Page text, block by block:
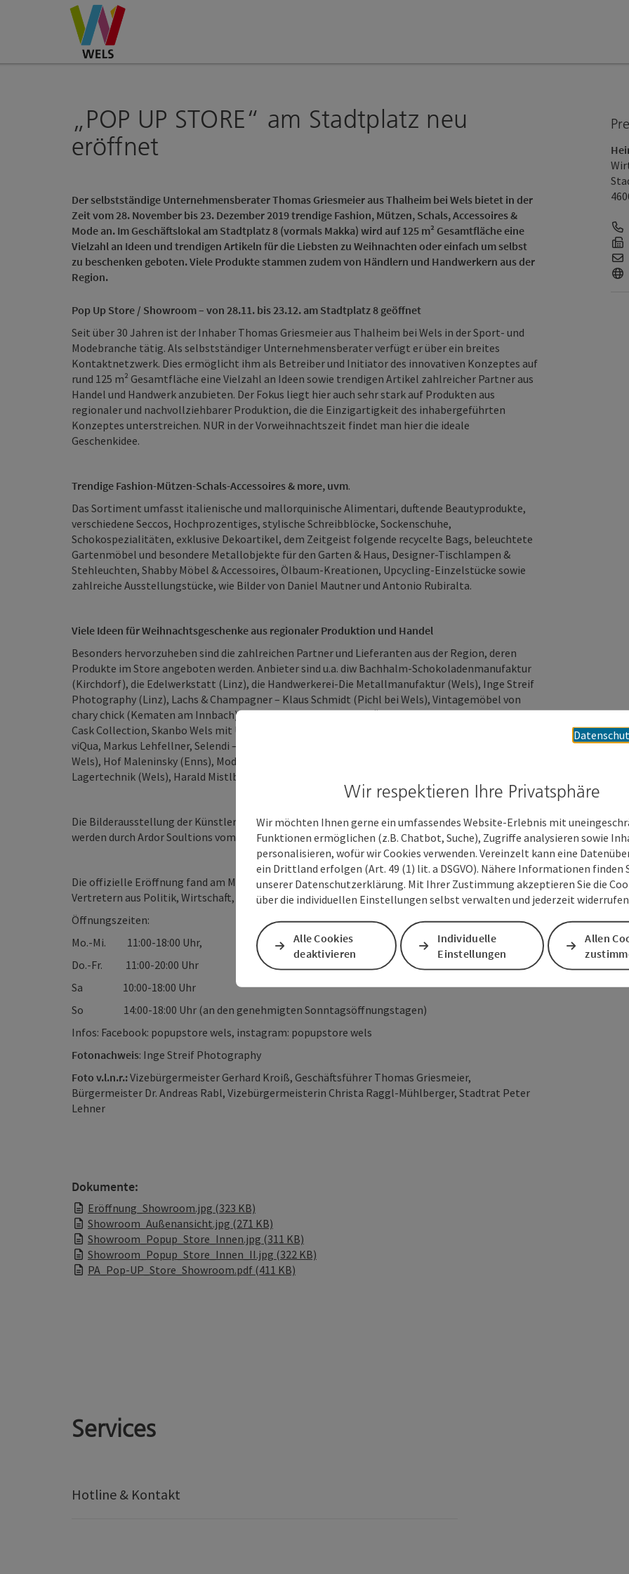
Zum Inhalt Accesskey
[0]
Zur NavigationAccesskey
[1]
Zum Seitenanfang Accesskey
[2]
„POP UP STORE“ am Stadtplatz neu
eröffnet
Der selbstständige Unternehmensberater Thomas Griesmeier aus Thalheim bei Wels bietet in der
Zeit vom 28. November bis 23. Dezember 2019 trendige Fashion, Mützen, Schals, Accessoires &
Mode an. Im Geschäftslokal am Stadtplatz 8 (vormals Makka) wird auf 125 m² Gesamtfläche eine
Vielzahl an Ideen und trendigen Artikeln für die Liebsten zu Weihnachten oder einfach um selbst
zu beschenken geboten. Viele Produkte stammen zudem von Händlern und Handwerkern aus der
Region.
Pop Up Store / Showroom – von 28.11. bis 23.12. am Stadtplatz 8 geöffnet
Seit über 30 Jahren ist der Inhaber Thomas Griesmeier aus Thalheim bei Wels in der Sport- und
Modebranche tätig. Als selbstständiger Unternehmensberater verfügt er über ein breites
Kontaktnetzwerk. Dies ermöglicht ihm als Betreiber und Initiator des innovativen Konzeptes auf
rund 125 m² Gesamtfläche eine Vielzahl an Ideen sowie trendigen Artikel zahlreicher Partner aus
Handel und Handwerk anzubieten. Der Fokus liegt hier auch sehr stark auf Produkten aus
regionaler und nachvollziehbarer Produktion, die die Einzigartigkeit des inhabergeführten
Konzeptes unterstreichen. NUR in der Vorweihnachtszeit findet man hier die ideale
Geschenkidee.
Trendige Fashion-Mützen-Schals-Accessoires & more, uvm.
Das Sortiment umfasst italienische und mallorquinische Alimentari, duftende Beautyprodukte,
verschiedene Seccos, Hochprozentiges, stylische Schreibblöcke, Sockenschuhe,
Schokospezialitäten, exklusive Dekoartikel, dem Zeitgeist folgende recycelte Bags, beleuchtete
Gartenmöbel und besondere Metallobjekte für den Garten & Haus, Designer-Tischlampen &
Stehleuchten, Shabby Möbel & Accessoires, Ölbaum-Kreationen, Upcycling-Einzelstücke sowie
zahlreiche Ausstellungstücke, wie Bilder von Daniel Mautner und Antonio Rubiralta.
Viele Ideen für Weihnachtsgeschenke aus regionaler Produktion und Handel
Besonders hervorzuheben sind die zahlreichen Partner und Lieferanten aus der Region, deren
Produkte im Store angeboten werden. Anbieter sind u.a. diw Bachhalm-Schokoladenmanufaktur
(Kirchdorf), die Edelwerkstatt (Linz), die Handwerkerei-Die Metallmanufaktur (Wels), Inge Streif
Photography (Linz), Lachs & Champagner – Klaus Schmidt (Pichl bei Wels), Vintagemöbel von
chary chick (Kematen am Innbach), LaZia – DAS LEBEN IST SCHÖN (Bad Schallerbach), Single
Cask Collection, Skanbo Wels mit Upcycling-Taschen, SLT S´Light, VIVA Das Kosmetikinstitut,
viQua, Markus Lehfellner, Selendi – DIE MODE (jeweils aus Wels), sockenschuhe.at (Pichl bei
Wels), Hof Maleninsky (Enns), Modeagentur Klaus Stadlbauer (Alkoven), Octagon-Design, Peschl-
Lagertechnik (Wels), Harald Mistlberger (PROST Magazin), Juchheim Cosmetics uvm.
Die Bilderausstellung der Künstler Antonio Rubiralta aus Spanien und Daniel Mautner aus Graz
werden durch Ardor Soultions vom Künstlermanagement Graz unterstützt.
Die offizielle Eröffnung fand am Mittwoch, den 27. November mit zahlreichen Freunden und
Vertretern aus Politik, Wirtschaft, Presse und Handel statt.
Öffnungszeiten:
Mo.-Mi. 11:00-18:00 Uhr,
Do.-Fr. 11:00-20:00 Uhr
Sa 10:00-18:00 Uhr
So 14:00-18:00 Uhr (an den genehmigten Sonntagsöffnungstagen)
Infos: Facebook: popupstore wels, instagram: popupstore wels
Fotonachweis: Inge Streif Photography
Foto v.l.n.r.:Vizebürgermeister Gerhard Kroiß, Geschäftsführer Thomas Griesmeier,
Bürgermeister Dr. Andreas Rabl, Vizebürgermeisterin Christa Raggl-Mühlberger, Stadtrat Peter
Lehner
Dokumente:
Eröffnung_Showroom.jpg (323 KB)
Showroom_Außenansicht.jpg (271 KB)
Showroom_Popup_Store_Innen.jpg (311 KB)
Showroom_Popup_Store_Innen_II.jpg (322 KB)
PA_Pop-UP_Store_Showroom.pdf (411 KB)
Services
Hotline & Kontakt
Wir respektieren Ihre Privatsphäre
Wir möchten Ihnen gerne ein umfassendes Website-Erlebnis mit
Funktionen ermöglichen (z.B. Chatbot, Suche), Zugriffe analysieren sowie
personalisieren, wofür wir Cookies verwenden. Vereinzelt kann eine
ein Drittland erfolgen (Art. 49 (1) lit. a DSGVO). Nähere Informationen finden
unserer Datenschutzerklärung. Mit Ihrer Zustimmung akzeptieren Sie die
über die individuellen Einstellungen selbst verwalten und jederzeit
Alle Cookies
deaktivieren
Individuelle
Einstellungen
Allen